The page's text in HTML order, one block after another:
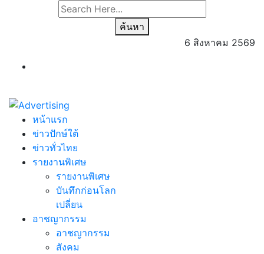
ค้นหา
6 สิงหาคม 2569
หน้าแรก
ข่าวปักษ์ใต้
ข่าวทั่วไทย
รายงานพิเศษ
รายงานพิเศษ
บันทึกก่อนโลก
เปลี่ยน
อาชญากรรม
อาชญากรรม
สังคม